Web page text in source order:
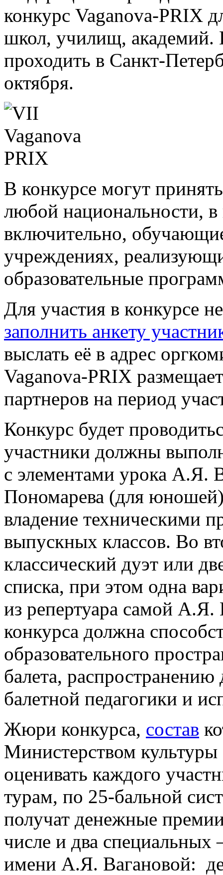
конкурс Vaganova-PRIX
школ, училищ, академий.
проходить в Санкт-
октября.
В конкурсе могут
любой национальности, в
включительно,
учреждениях,
образовательные
Для участия в конкурсе
заполнить анкету
выслать её в адрес
Vaganova-PRIX
партнеров на период
Конкурс будет
участники должны
с элементами урока А.Я.
Пономарева (для
владение техническими
выпускных классов. Во
классический дуэт или
списка, при этом одна
из репертуара самой
конкурса должна
образовательного
балета,
балетной педагогики и
Жюри конкурса, состав
Министерством
оценивать каждого
турам, по 25-бальной
получат денежные
числе и два специальных
имени А.Я. Вагановой: